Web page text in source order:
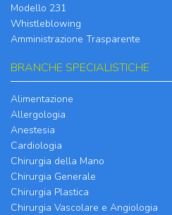
Modello 231
Whistleblowing
Amministrazione Trasparente
BRANCHE SPECIALISTICHE
Alimentazione
Allergologia
Anestesia
Cardiologia
Chirurgia della Mano
Chirurgia Generale
Chirurgia Plastica
Chirurgia Vascolare e Angiologia